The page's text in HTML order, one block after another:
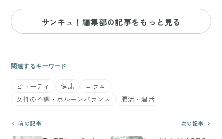
サンキュ！編集部の記事をもっと見る
関連するキーワード
ビューティ 健康
コラム
女性の不調・ホルモンバランス
腸活・温活
前の記事 次の記事